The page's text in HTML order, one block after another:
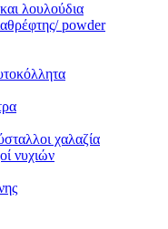
λουλούδια
powder
χαλαζία
νυχιών